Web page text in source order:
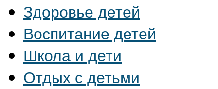
Здоровье детей
Воспитание детей
Школа и дети
Отдых с детьми